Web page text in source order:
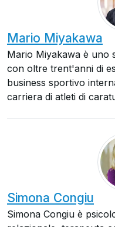
Mario Miyakawa
Mario Miyakawa è uno
con oltre trent'anni di
business sportivo
carriera di atleti di
Simona Congiu
Simona Congiu è